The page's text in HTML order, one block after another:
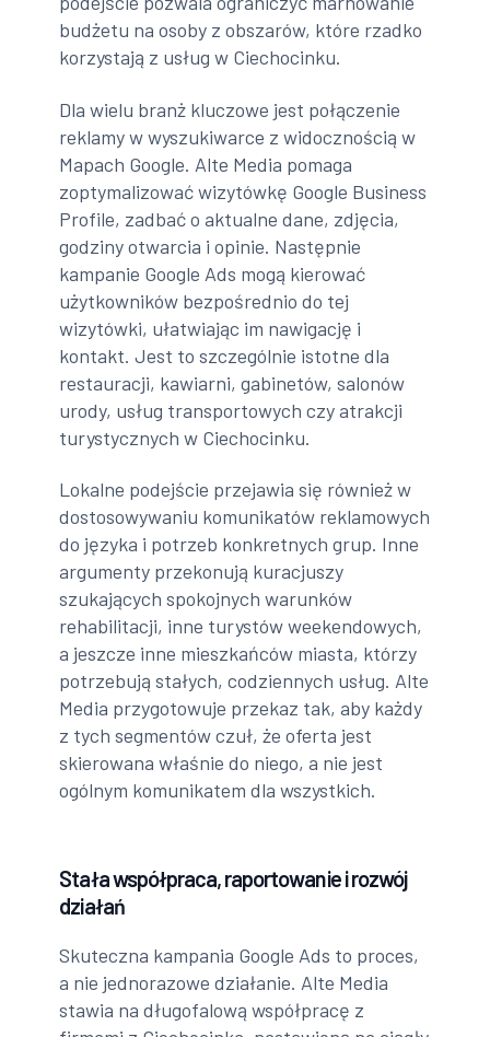
budżetu na osoby z obszarów, które rzadko
korzystają z usług w Ciechocinku.
Dla wielu branż kluczowe jest połączenie
reklamy w wyszukiwarce z widocznością w
Mapach Google. Alte Media pomaga
zoptymalizować wizytówkę Google Business
Profile, zadbać o aktualne dane, zdjęcia,
godziny otwarcia i opinie. Następnie
kampanie Google Ads mogą kierować
użytkowników bezpośrednio do tej
wizytówki, ułatwiając im nawigację i
kontakt. Jest to szczególnie istotne dla
restauracji, kawiarni, gabinetów, salonów
urody, usług transportowych czy atrakcji
turystycznych w Ciechocinku.
Lokalne podejście przejawia się również w
dostosowywaniu komunikatów reklamowych
do języka i potrzeb konkretnych grup. Inne
argumenty przekonują kuracjuszy
szukających spokojnych warunków
rehabilitacji, inne turystów weekendowych,
a jeszcze inne mieszkańców miasta, którzy
potrzebują stałych, codziennych usług. Alte
Media przygotowuje przekaz tak, aby każdy
z tych segmentów czuł, że oferta jest
skierowana właśnie do niego, a nie jest
ogólnym komunikatem dla wszystkich.
Stała współpraca, raportowanie i rozwój
działań
Skuteczna kampania Google Ads to proces,
a nie jednorazowe działanie. Alte Media
stawia na długofalową współpracę z